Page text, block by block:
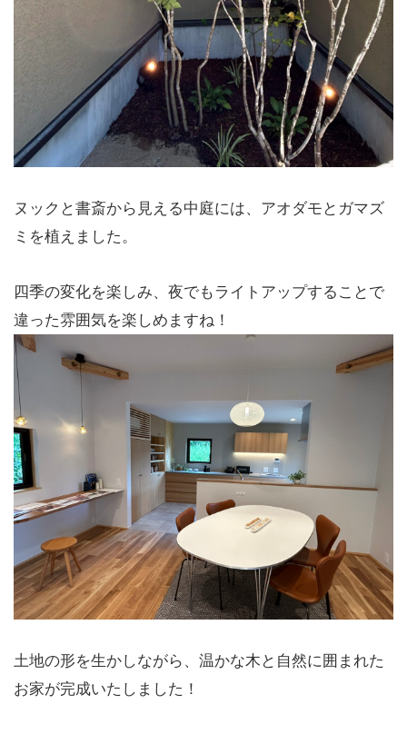
ヌックと書斎から見える中庭には、アオダモとガマズ
ミを植えました。
四季の変化を楽しみ、夜でもライトアップすることで
違った雰囲気を楽しめますね！
土地の形を生かしながら、温かな木と自然に囲まれた
お家が完成いたしました！